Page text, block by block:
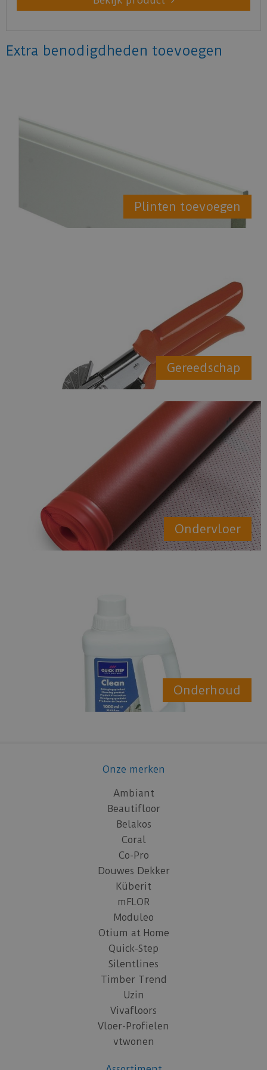
Extra benodigdheden toevoegen
Plinten toevoegen
Gereedschap
Ondervloer
Onderhoud
Onze merken
Ambiant
Beautifloor
Belakos
Coral
Co-Pro
Douwes Dekker
Küberit
mFLOR
Moduleo
Otium at Home
Quick-Step
Silentlines
Timber Trend
Uzin
Vivafloors
Vloer-Profielen
vtwonen